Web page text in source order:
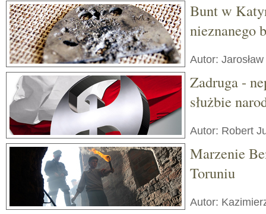
Bunt w
nieznanego
Autor:
Zadruga -
służbie
Autor: Robert
Marzenie
Toruniu
Autor: